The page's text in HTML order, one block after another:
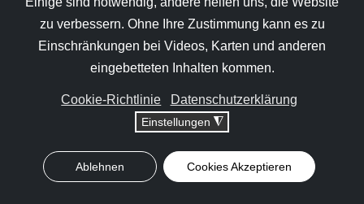
zu verbessern. Ohne Ihre Zustimmung kann es zu
Einschränkungen bei Videos, Karten und anderen
eingebetteten Inhalten kommen.
Cookie-Richtlinie Datenschutzerklärung
Einstellungen ◮
Ablehnen Cookies Akzeptieren
Login
Benutzername vergessen
Passwort zurücksetzen
© Copyright 2026. Flinsch Events Club